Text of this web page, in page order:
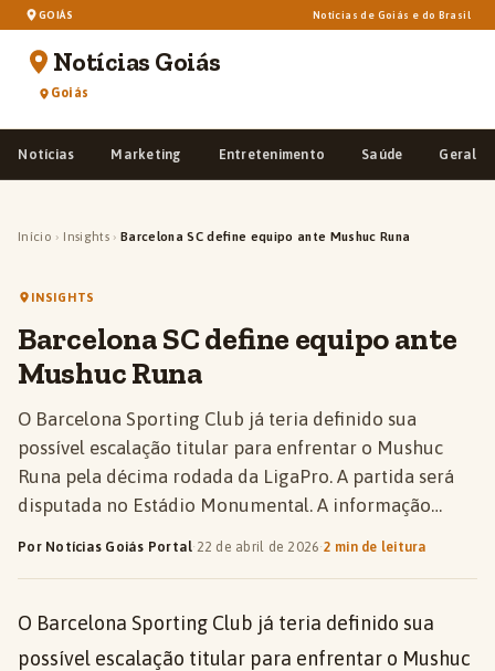
GOIÁS Notícias de Goiás e do Brasil
Notícias Goiás
Goiás
Notícias Marketing Entretenimento Saúde Geral
Início › Insights › Barcelona SC define equipo ante Mushuc Runa
INSIGHTS
Barcelona SC define equipo ante
Mushuc Runa
O Barcelona Sporting Club já teria definido sua
possível escalação titular para enfrentar o Mushuc
Runa pela décima rodada da LigaPro. A partida será
disputada no Estádio Monumental. A informação…
Por Notícias Goiás Portal·22 de abril de 2026·2 min de leitura
O Barcelona Sporting Club já teria definido sua
possível escalação titular para enfrentar o Mushuc